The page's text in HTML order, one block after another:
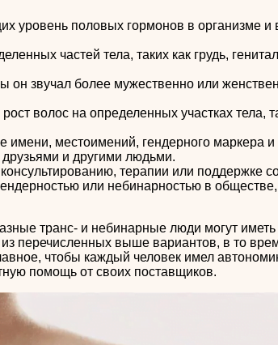
уровень половых гормонов в организме
частей тела, таких как грудь,
он звучал более мужественно или
волос на определенных участках тела,
местоимений, гендерного маркера и
друзьями и другими людьми.
терапии или поддержке
или небинарностью в обществе,
транс- и небинарные люди могут иметь
перечисленных выше вариантов, в то
чтобы каждый человек имел
помощь от своих поставщиков.